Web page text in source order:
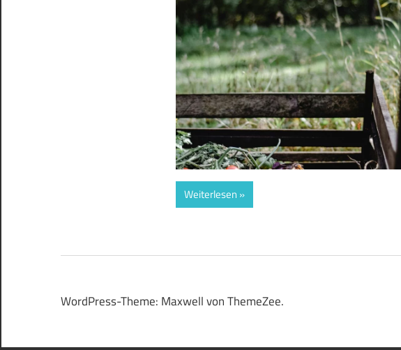
Weiterlesen
WordPress-Theme: Maxwell von ThemeZee.